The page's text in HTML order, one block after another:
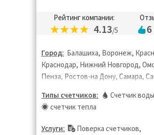
Рейтинг компании:
4.13/5 6
Город: Балашиха, Воронеж,
Краснодар, Нижний Новгород,
Пенза, Ростов-на Дону, Самара,
Типы счетчиков: Счетчик воды
счетчик тепла
Услуги: Поверка счетчиков,